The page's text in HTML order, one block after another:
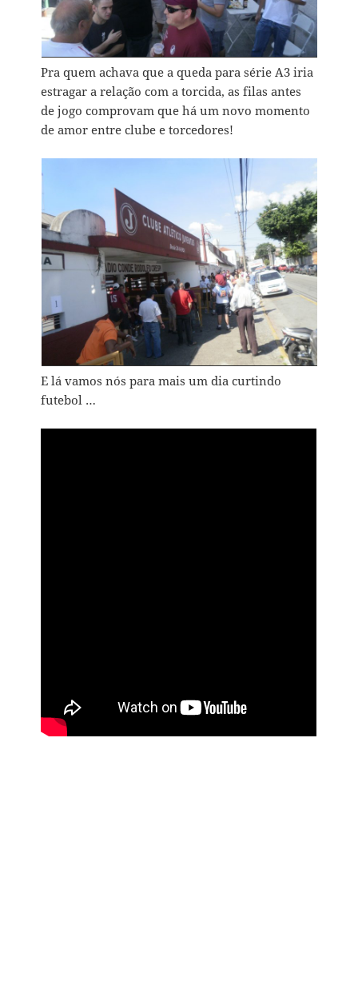
Pra quem achava que a queda para série A3 iria
estragar a relação com a torcida, as filas antes
de jogo comprovam que há um novo momento
de amor entre clube e torcedores!
E lá vamos nós para mais um dia curtindo
futebol …